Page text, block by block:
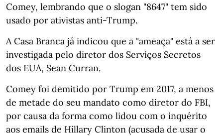
Comey, lembrando que o slogan "8647" tem sido
usado por ativistas anti-Trump.
A Casa Branca já indicou que a "ameaça" está a ser
investigada pelo diretor dos Serviços Secretos
dos EUA, Sean Curran.
Comey foi demitido por Trump em 2017, a menos
de metade do seu mandato como diretor do FBI,
por causa da forma como lidou com o inquérito
aos emails de Hillary Clinton (acusada de usar o